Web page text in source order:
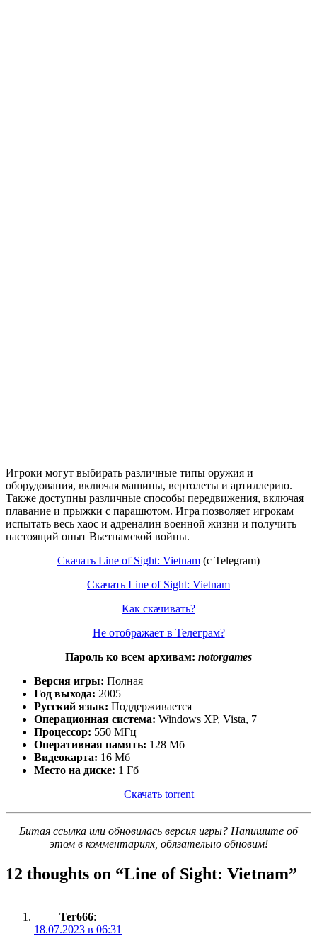
Игроки могут выбирать различные типы оружия и
оборудования, включая машины, вертолеты и артиллерию.
Также доступны различные способы передвижения, включая
плавание и прыжки с парашютом. Игра позволяет игрокам
испытать весь хаос и адреналин военной жизни и получить
настоящий опыт Вьетнамской войны.
Скачать Line of Sight: Vietnam (c Telegram)
Скачать Line of Sight: Vietnam
Как скачивать?
Не отображает в Телеграм?
Пароль ко всем архивам: notorgames
Версия игры: Полная
Год выхода: 2005
Русский язык: Поддерживается
Операционная система: Windows XP, Vista, 7
Процессор: 550 МГц
Оперативная память: 128 Мб
Видеокарта: 16 Мб
Место на диске: 1 Гб
Скачать torrent
Битая ссылка или обновилась версия игры? Напишите об
этом в комментариях, обязательно обновим!
12 thoughts on “Line of Sight: Vietnam”
Ter666:
18.07.2023 в 06:31